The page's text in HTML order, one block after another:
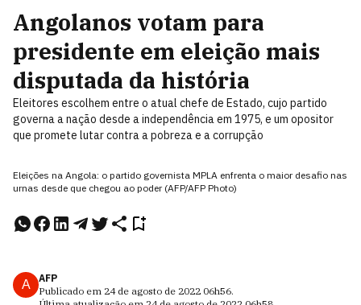
Angolanos votam para
presidente em eleição mais
disputada da história
Eleitores escolhem entre o atual chefe de Estado, cujo partido
governa a nação desde a independência em 1975, e um opositor
que promete lutar contra a pobreza e a corrupção
Eleições na Angola: o partido governista MPLA enfrenta o maior desafio nas
urnas desde que chegou ao poder (AFP/AFP Photo)
A
AFP
Publicado em 24 de agosto de 2022 06h56.